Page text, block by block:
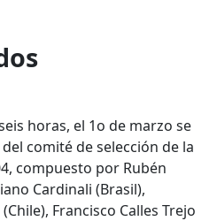
horas, el 1o de marzo se
comité de selección de la
compuesto por Rubén
Cardinali (Brasil),
Francisco Calles Trejo